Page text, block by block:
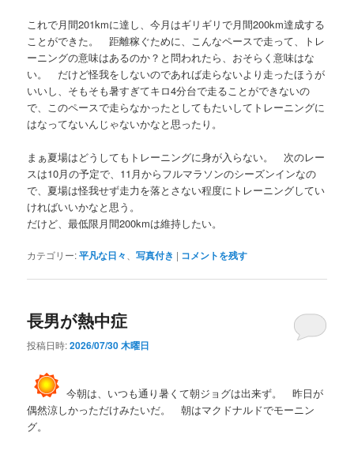
これで月間201kmに達し、今月はギリギリで月間200km達成する
ことができた。 距離稼ぐために、こんなペースで走って、トレ
ーニングの意味はあるのか？と問われたら、おそらく意味はな
い。 だけど怪我をしないのであれば走らないより走ったほうが
いいし、そもそも暑すぎてキロ4分台で走ることができないの
で、このペースで走らなかったとしてもたいしてトレーニングに
はなってないんじゃないかなと思ったり。
まぁ夏場はどうしてもトレーニングに身が入らない。 次のレー
スは10月の予定で、11月からフルマラソンのシーズンインなの
で、夏場は怪我せず走力を落とさない程度にトレーニングしてい
ければいいかなと思う。
だけど、最低限月間200kmは維持したい。
カテゴリー:平凡な日々 、写真付き | コメントを残す
長男が熱中症
投稿日時:2026/07/30 木曜日
今朝は、いつも通り暑くて朝ジョグは出来ず。 昨日が
偶然涼しかっただけみたいだ。 朝はマクドナルドでモーニン
グ。